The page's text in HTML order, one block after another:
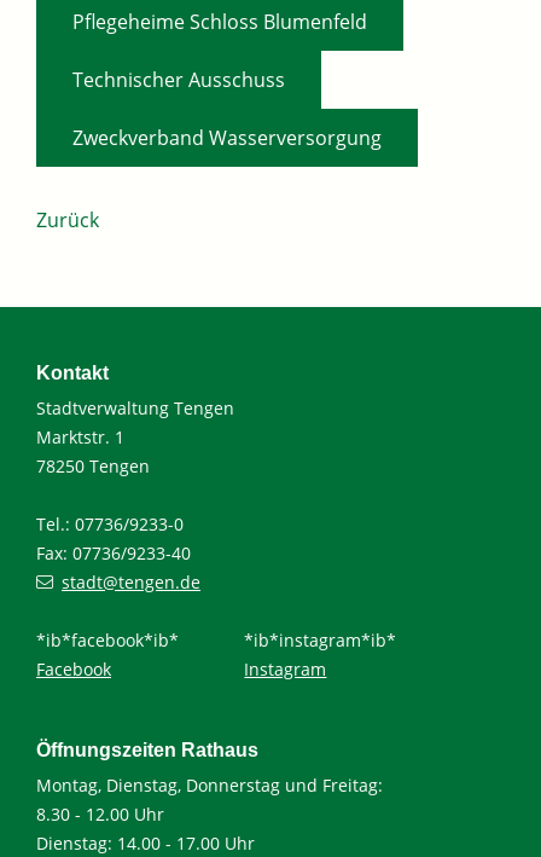
Pflegeheime Schloss Blumenfeld
Technischer Ausschuss
Zweckverband Wasserversorgung
Zurück
Kontakt
Stadtverwaltung Tengen
Marktstr. 1
78250 Tengen
Tel.: 07736/9233-0
Fax: 07736/9233-40
stadt@tengen.de
*ib*facebook*ib*
Facebook
*ib*instagram*ib*
Instagram
Öffnungszeiten Rathaus
Montag, Dienstag, Donnerstag und Freitag:
8.30 - 12.00 Uhr
Dienstag: 14.00 - 17.00 Uhr